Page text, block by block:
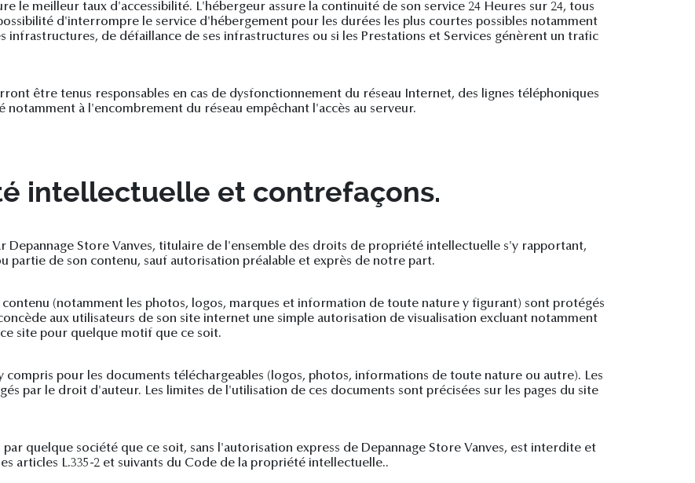
le meilleur taux d'accessibilité. L'hébergeur assure la continuité de son service 24 Heures sur 24, tous
d'interrompre le service d'hébergement pour les durées les plus courtes possibles notamment
infrastructures, de défaillance de ses infrastructures ou si les Prestations et Services génèrent un trafic
être tenus responsables en cas de dysfonctionnement du réseau Internet, des lignes téléphoniques
à l'encombrement du réseau empêchant l'accès au serveur.
intellectuelle et contrefaçons.
Depannage Store Vanves, titulaire de l'ensemble des droits de propriété intellectuelle s'y rapportant,
partie de son contenu, sauf autorisation préalable et exprès de notre part.
contenu (notamment les photos, logos, marques et information de toute nature y figurant) sont protégés
aux utilisateurs de son site internet une simple autorisation de visualisation excluant notamment
site pour quelque motif que ce soit.
pour les documents téléchargeables (logos, photos, informations de toute nature ou autre). Les
par le droit d'auteur. Les limites de l'utilisation de ces documents sont précisées sur les pages du site
quelque société que ce soit, sans l'autorisation express de Depannage Store Vanves, est interdite et
articles L.335-2 et suivants du Code de la propriété intellectuelle..